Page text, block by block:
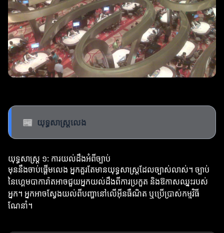
📰 យុទ្ធសាស្ត្រលេង
យុទ្ធសាស្ត្រ ១: ការយល់ដឹងអំពីច្បាប់
មុននឹងចាប់ផ្តើមលេង អ្នកគួរតែមានយុទ្ធសាស្ត្រដែលច្បាស់លាស់។ ច្បាប់
នៃហ្គេមបាការ៉ាតអាចជួយអ្នកយល់ដឹងពីការប្រកួត និងឱកាសឈ្នះរបស់
អ្នក។ អ្នកអាចស្វែងយល់ពីបញ្ហានៅលើអ៊ីនធឺណិត ឬប្រើប្រាស់កម្មវិធី
ណែនាំ។